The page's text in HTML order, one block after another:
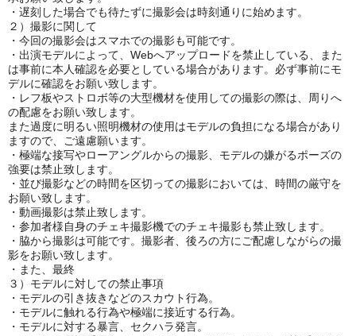
・遅刻した場合でも待たずに撮影会は時刻通りに始めます。
２）撮影に関して
・今回の撮影会はスマホでの撮影も可能です。
・出演モデルによって、Webへアップロードを禁止している、また
は事前に本人確認を必要としている場合があります。必ず事前にモ
デルに確認をお願い致します。
・レフ板やストロボ等の大型機材を使用しての撮影の際は、周りへ
の配慮をお願い致します。
また過度に明るい照明機材の使用はモデルの負担になる場合があり
ますので、ご遠慮願います。
・極端な接写やローアングルからの撮影、モデルの嫌がるポーズの
強要は禁止致します。
・並び撮影などの時間を区切っての撮影においては、時間の厳守を
お願い致します。
・動画撮影は禁止致します。
・参加者様自身のチェキ撮影機でのチェキ撮影も禁止致します。
・脇から撮影は可能です。撮影者、後ろの方にご配慮しながらの撮
影をお願い致します。
・また、最終
３）モデルに対しての禁止事項
・モデルの引き抜きなどのスカウト行為。
・モデルに触れる行為や極端に接近する行為。
・モデルに対する暴言、セクハラ発言。